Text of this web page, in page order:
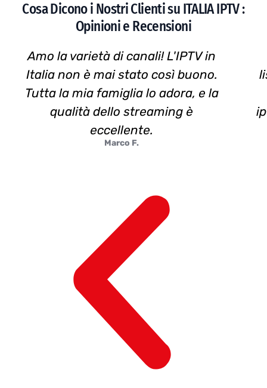
Cosa Dicono i Nostri Clienti su ITALIA IPTV :
Opinioni e Recensioni
Amo la varietà di canali! L'IPTV in
Italia non è mai stato così buono.
Tutta la mia famiglia lo adora, e la
qualità dello streaming è
eccellente.
Marco F.